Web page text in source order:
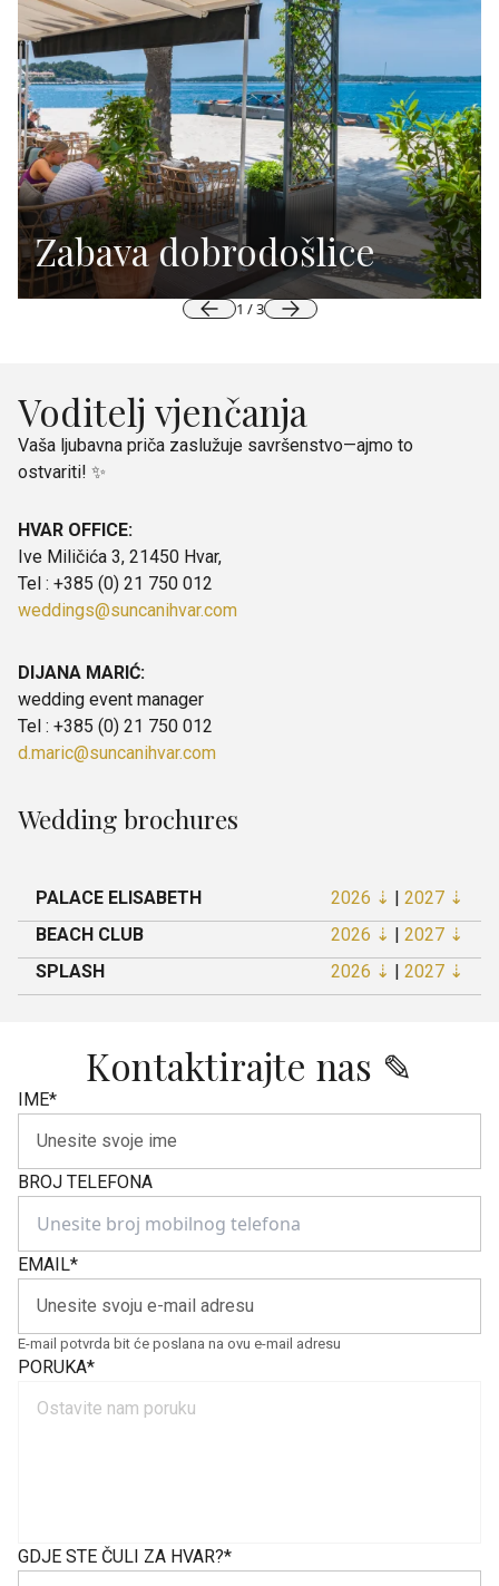
Zabava dobrodošlice
1 /3
Voditelj vjenčanja
Vaša ljubavna priča zaslužuje savršenstvo—ajmo to
ostvariti! ✨
HVAR OFFICE:
Ive Miličića 3, 21450 Hvar,
Tel : +385 (0) 21 750 012
weddings@suncanihvar.com
DIJANA MARIĆ:
wedding event manager
Tel : +385 (0) 21 750 012
d.maric@suncanihvar.com
Wedding brochures
PALACE ELISABETH 2026 ⇣ | 2027 ⇣
BEACH CLUB
2026 ⇣ | 2027 ⇣
SPLASH
2026 ⇣ | 2027 ⇣
Kontaktirajte nas ✎
IME*
BROJ TELEFONA
EMAIL*
E-mail potvrda bit će poslana na ovu e-mail adresu
PORUKA*
GDJE STE ČULI ZA HVAR?*